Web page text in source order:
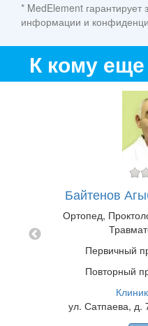
* MedElement
информации и
К кому
Байтенов
Ортопед,
Первичный
Повторный
ул. Сатпаева, д.